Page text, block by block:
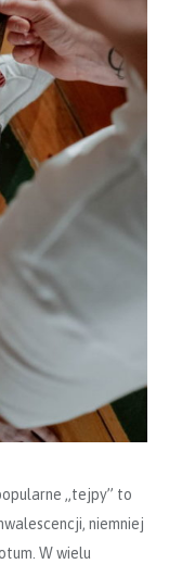
„tejpy” to
niemniej
W wielu